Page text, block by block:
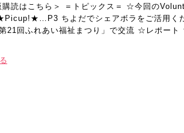
購読はこちら＞ ＝トピックス＝ ☆今回の
ちよだでシェアボラをご活用
21回ふれあい福祉まつり」で交流 ☆レポート